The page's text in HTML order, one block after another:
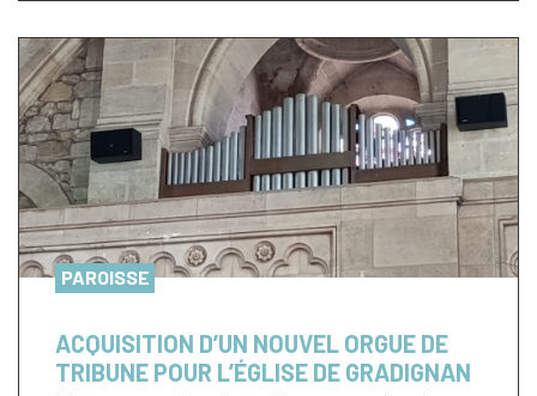
PAROISSE
ACQUISITION D’UN NOUVEL ORGUE DE
TRIBUNE POUR L’ÉGLISE DE GRADIGNAN